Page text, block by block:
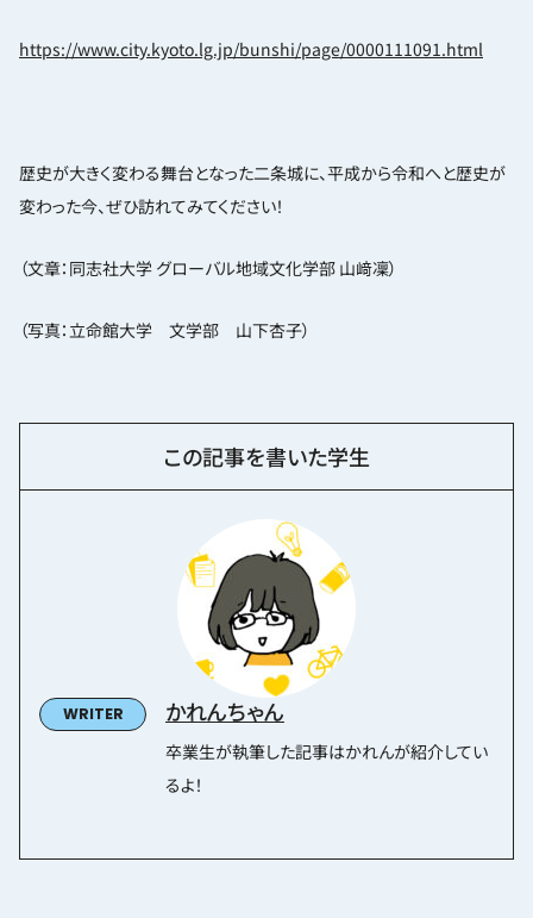
https://www.city.kyoto.lg.jp/bunshi/page/0000111091.html
歴史が大きく変わる舞台となった二条城に、平成から令和へと歴史が
変わった今、ぜひ訪れてみてください！
（文章：同志社大学 グローバル地域文化学部 山﨑凜）
（写真：立命館大学 文学部 山下杏子）
この記事を書いた学生
かれんちゃん
卒業生が執筆した記事はかれんが紹介してい
るよ！